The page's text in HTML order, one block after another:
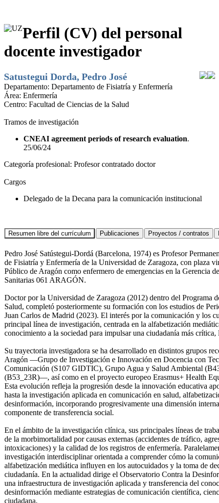
Perfil (CV) del personal
docente investigador
Satustegui Dorda, Pedro José
Departamento: Departamento de Fisiatría y Enfermería
Área: Enfermería
Centro: Facultad de Ciencias de la Salud
Tramos de investigación
CNEAI agreement periods of research evaluation.
25/06/24
Categoría profesional: Profesor contratado doctor
Cargos
Delegado de la Decana para la comunicación institucional
Pedro José Satústegui-Dordá (Barcelona, 1974) es Profesor
de Fisiatría y Enfermería de la Universidad de Zaragoza, con plaza
Público de Aragón como enfermero de emergencias en la Gerencia
Sanitarias 061 ARAGÓN.
Doctor por la Universidad de Zaragoza (2012) dentro del Programa
Salud, completó posteriormente su formación con los estudios de
Juan Carlos de Madrid (2023). El interés por la comunicación y los
principal línea de investigación, centrada en la alfabetización
conocimiento a la sociedad para impulsar una ciudadanía más
Su trayectoria investigadora se ha desarrollado en distintos grupos
Aragón —Grupo de Investigación e Innovación en Docencia con
Comunicación (S107 GIDTIC), Grupo Agua y Salud Ambiental
(B53_23R)—, así como en el proyecto europeo Erasmus+ Health
Esta evolución refleja la progresión desde la innovación educativa
hasta la investigación aplicada en comunicación en salud,
desinformación, incorporando progresivamente una dimensión
componente de transferencia social.
En el ámbito de la investigación clínica, sus principales líneas de
de la morbimortalidad por causas externas (accidentes de tráfico,
intoxicaciones) y la calidad de los registros de enfermería.
investigación interdisciplinar orientada a comprender cómo la
alfabetización mediática influyen en los autocuidados y la toma de
ciudadanía. En la actualidad dirige el Observatorio Contra la
una infraestructura de investigación aplicada y transferencia del
desinformación mediante estrategias de comunicación científica,
ciudadana.